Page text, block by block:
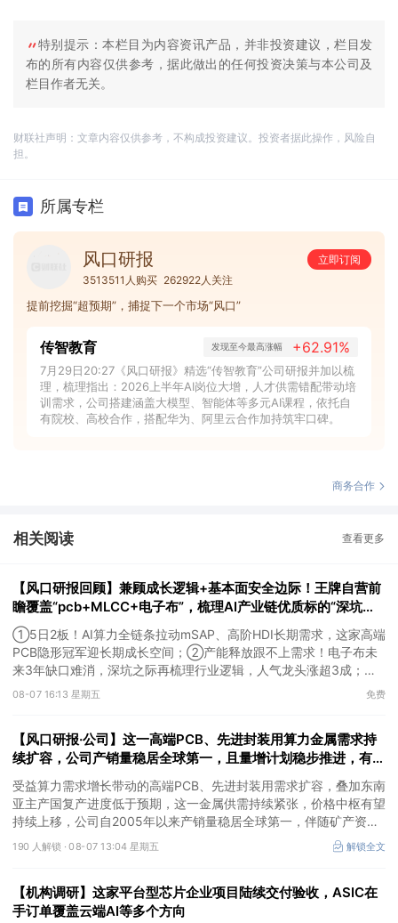
特别提示：本栏目为内容资讯产品，并非投资建议，栏目发
布的所有内容仅供参考，据此做出的任何投资决策与本公司及
栏目作者无关。
财联社声明：文章内容仅供参考，不构成投资建议。投资者据此操作，风险自
担。
所属专栏
风口研报
立即订阅
3513511人购买 262922人关注
提前挖掘“超预期”，捕捉下一个市场“风口”
传智教育 发现至今最高涨幅 +62.91%
7月29日20:27《风口研报》精选“传智教育”公司研报并加以梳
理，梳理指出：2026上半年AI岗位大增，人才供需错配带动培
训需求，公司搭建涵盖大模型、智能体等多元AI课程，依托自
有院校、高校合作，搭配华为、阿里云合作加持筑牢口碑。
商务合作
相关阅读 查看更多
【风口研报回顾】兼顾成长逻辑+基本面安全边际！王牌自营前
瞻覆盖“pcb+MLCC+电子布”，梳理AI产业链优质标的“深坑起
跳”
①5日2板！AI算力全链条拉动mSAP、高阶HDI长期需求，这家高端
PCB隐形冠军迎长期成长空间；②产能释放跟不上需求！电子布未
来3年缺口难消，深坑之际再梳理行业逻辑，人气龙头涨超3成；
③AI服务器、机器人带动MLCC景气周期持续！这家公司扩产、涨
08-07 16:13 星期五 免费
【风口研报·公司】这一高端PCB、先进封装用算力金属需求持
续扩容，公司产销量稳居全球第一，且量增计划稳步推进，有望
充分受益价格上行
受益算力需求增长带动的高端PCB、先进封装用需求扩容，叠加东南
亚主产国复产进度低于预期，这一金属供需持续紧张，价格中枢有望
持续上移，公司自2005年以来产销量稳居全球第一，伴随矿产资源
产量增长与冶炼产能整合并举，公司市占率有望进一步提升，同时有
望充分受益金属价格上行。
190 人解锁 ·08-07 13:04 星期五 解锁全文
【机构调研】这家平台型芯片企业项目陆续交付验收，ASIC在
手订单覆盖云端AI等多个方向